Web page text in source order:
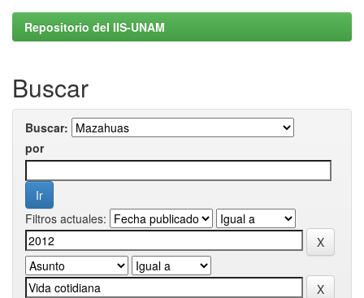
Repositorio del IIS-UNAM
Buscar
Buscar:
por
Filtros actuales: